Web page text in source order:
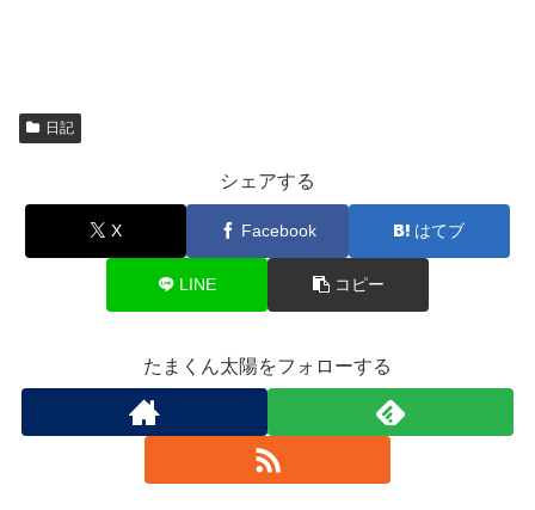
日記
シェアする
X Facebook はてブ
LINE コピー
たまくん太陽をフォローする